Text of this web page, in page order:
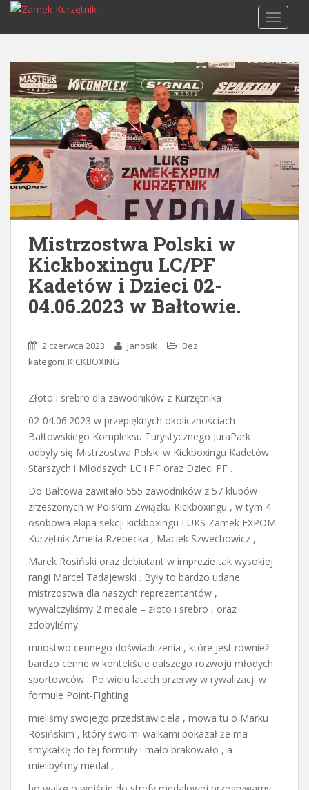
i
Mistrzostwa Polski w
Kickboxingu LC/PF
Kadetów i Dzieci 02-
04.06.2023 w Bałtowie.
2 czerwca 2023 Janosik
Bez
kategorii,KICKBOXING
Złoto i srebro dla zawodników z Kurzętnika .
02-04.06.2023 w przepięknych okolicznościach
Bałtowskiego Kompleksu Turystycznego JuraPark
odbyły się Mistrzostwa Polski w Kickboxingu Kadetów
Starszych i Młodszych LC i PF oraz Dzieci PF .
Do Bałtowa zawitało 555 zawodników z 57 klubów
zrzeszonych w Polskim Związku Kickboxingu , w tym 4
osobowa ekipa sekcji kickboxingu LUKS Zamek EXPOM
Kurzętnik Amelia Rzepecka , Maciek Szwechowicz ,
Marek Rosiński oraz debiutant w imprezie tak wysokiej
rangi Marcel Tadajewski . Były to bardzo udane
mistrzostwa dla naszych reprezentantów ,
wywalczyliśmy 2 medale – złoto i srebro , oraz
zdobyliśmy
mnóstwo cennego doświadczenia , które jest również
bardzo cenne w kontekście dalszego rozwoju młodych
sportowców . Po wielu latach przerwy w rywalizacji w
formule Point-Fighting
mieliśmy swojego przedstawiciela , mowa tu o Marku
Rosińskim , który swoimi walkami pokazał że ma
smykałkę do tej formuły i mało brakowało , a
mielibyśmy medal ,